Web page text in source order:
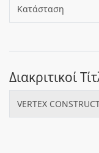
Κατάσταση
Διακριτικοί
VERTEX